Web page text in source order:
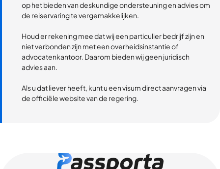
op het bieden van deskundige ondersteuning en advies om
de reiservaring te vergemakkelijken.
Houd er rekening mee dat wij een particulier bedrijf zijn en
niet verbonden zijn met een overheidsinstantie of
advocatenkantoor. Daarom bieden wij geen juridisch
advies aan.
Als u dat liever heeft, kunt u een visum direct aanvragen via
de officiële website van de regering.